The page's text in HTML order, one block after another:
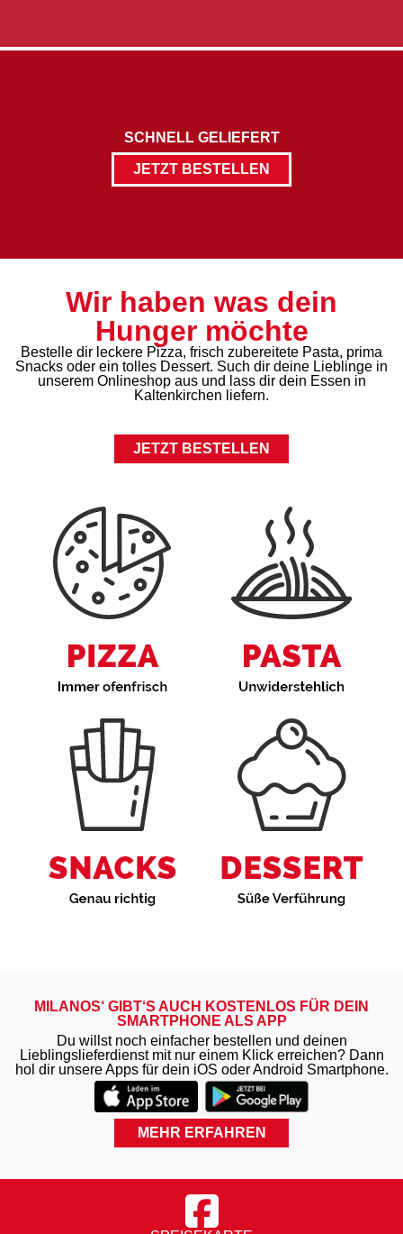
SCHNELL GELIEFERT
JETZT BESTELLEN
Wir haben was dein
Hunger möchte
Bestelle dir leckere Pizza, frisch zubereitete Pasta, prima
Snacks oder ein tolles Dessert. Such dir deine Lieblinge in
unserem Onlineshop aus und lass dir dein Essen in
Kaltenkirchen liefern.
JETZT BESTELLEN
MILANOS‘ GIBT‘S AUCH KOSTENLOS FÜR DEIN
SMARTPHONE ALS APP
Du willst noch einfacher bestellen und deinen
Lieblingslieferdienst mit nur einem Klick erreichen? Dann
hol dir unsere Apps für dein iOS oder Android Smartphone.
MEHR ERFAHREN
Navigation überspringen